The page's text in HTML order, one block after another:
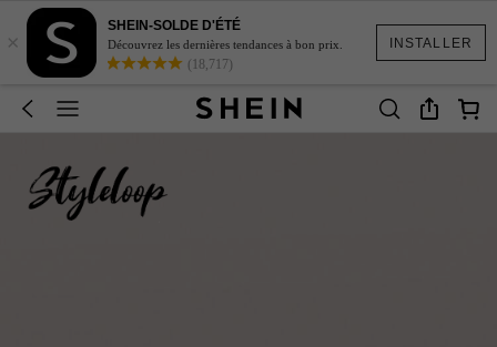
INSTALLER
×
SHEIN-SOLDE D'ÉTÉ
Découvrez les dernières tendances à bon prix.
(18,717)